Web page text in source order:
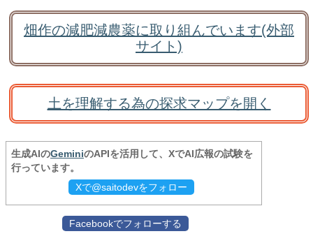
畑作の減肥減農薬に取り組んでいます(外部
サイト)
土を理解する為の探求マップを開く
生成AIのGeminiのAPIを活用して、XでAI広報の試験を
行っています。
Xで@saitodevをフォロー
Facebookでフォローする